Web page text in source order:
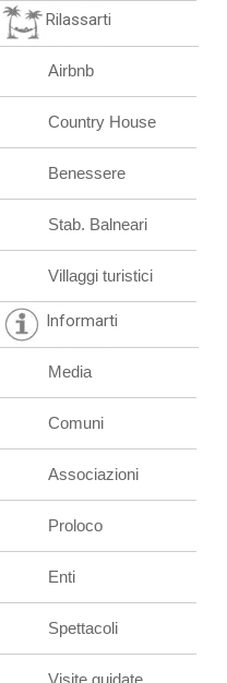
Rilassarti
Airbnb
Country House
Benessere
Stab. Balneari
Villaggi turistici
Informarti
Media
Comuni
Associazioni
Proloco
Enti
Spettacoli
Visite guidate